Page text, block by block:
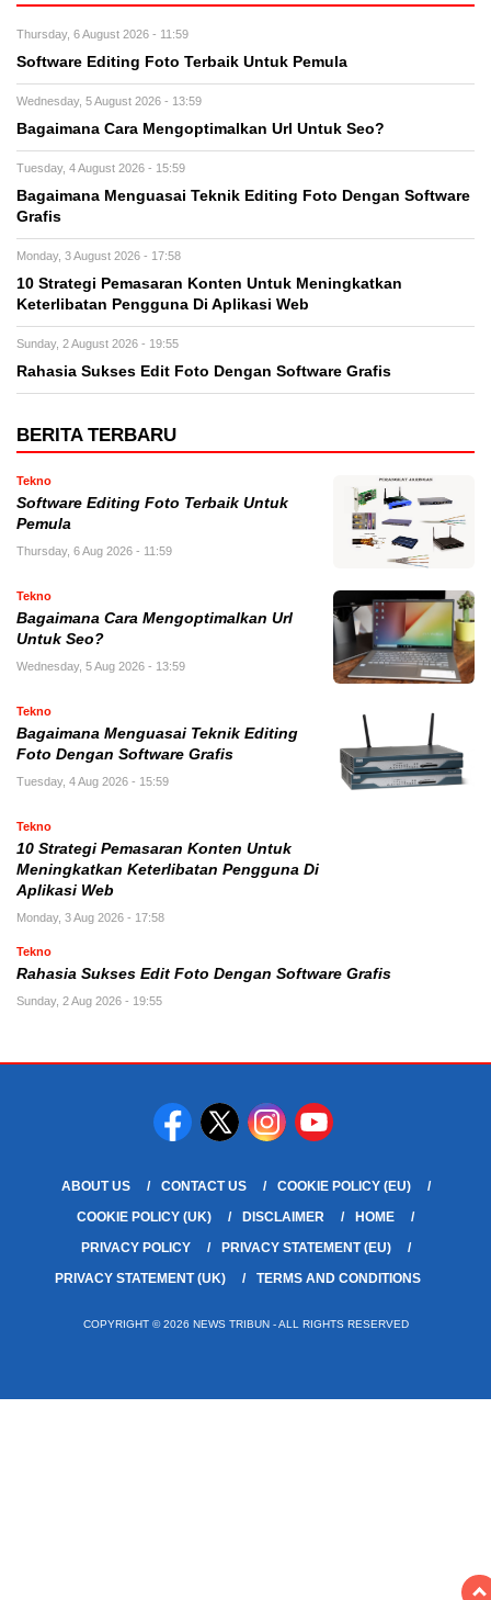
Thursday, 6 August 2026 - 11:59
Software Editing Foto Terbaik Untuk Pemula
Wednesday, 5 August 2026 - 13:59
Bagaimana Cara Mengoptimalkan Url Untuk Seo?
Tuesday, 4 August 2026 - 15:59
Bagaimana Menguasai Teknik Editing Foto Dengan Software
Grafis
Monday, 3 August 2026 - 17:58
10 Strategi Pemasaran Konten Untuk Meningkatkan
Keterlibatan Pengguna Di Aplikasi Web
Sunday, 2 August 2026 - 19:55
Rahasia Sukses Edit Foto Dengan Software Grafis
BERITA TERBARU
Tekno
Software Editing Foto Terbaik Untuk
Pemula
Thursday, 6 Aug 2026 - 11:59
Tekno
Bagaimana Cara Mengoptimalkan Url
Untuk Seo?
Wednesday, 5 Aug 2026 - 13:59
Tekno
Bagaimana Menguasai Teknik Editing
Foto Dengan Software Grafis
Tuesday, 4 Aug 2026 - 15:59
Tekno
10 Strategi Pemasaran Konten Untuk
Meningkatkan Keterlibatan Pengguna Di
Aplikasi Web
Monday, 3 Aug 2026 - 17:58
Tekno
Rahasia Sukses Edit Foto Dengan Software Grafis
Sunday, 2 Aug 2026 - 19:55
ABOUT US CONTACT US
COOKIE POLICY (EU)
COOKIE POLICY (UK)
DISCLAIMER
HOME
PRIVACY POLICY
PRIVACY STATEMENT (EU)
PRIVACY STATEMENT (UK)
TERMS AND CONDITIONS
COPYRIGHT © 2026 NEWS TRIBUN - ALL RIGHTS RESERVED